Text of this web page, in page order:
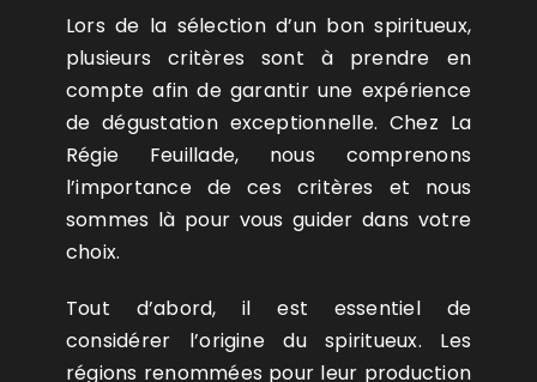
Lors de la sélection d’un bon spiritueux,
plusieurs critères sont à prendre en
compte afin de garantir une expérience
de dégustation exceptionnelle. Chez La
Régie Feuillade, nous comprenons
l’importance de ces critères et nous
sommes là pour vous guider dans votre
choix.
Tout d’abord, il est essentiel de
considérer l’origine du spiritueux. Les
régions renommées pour leur production